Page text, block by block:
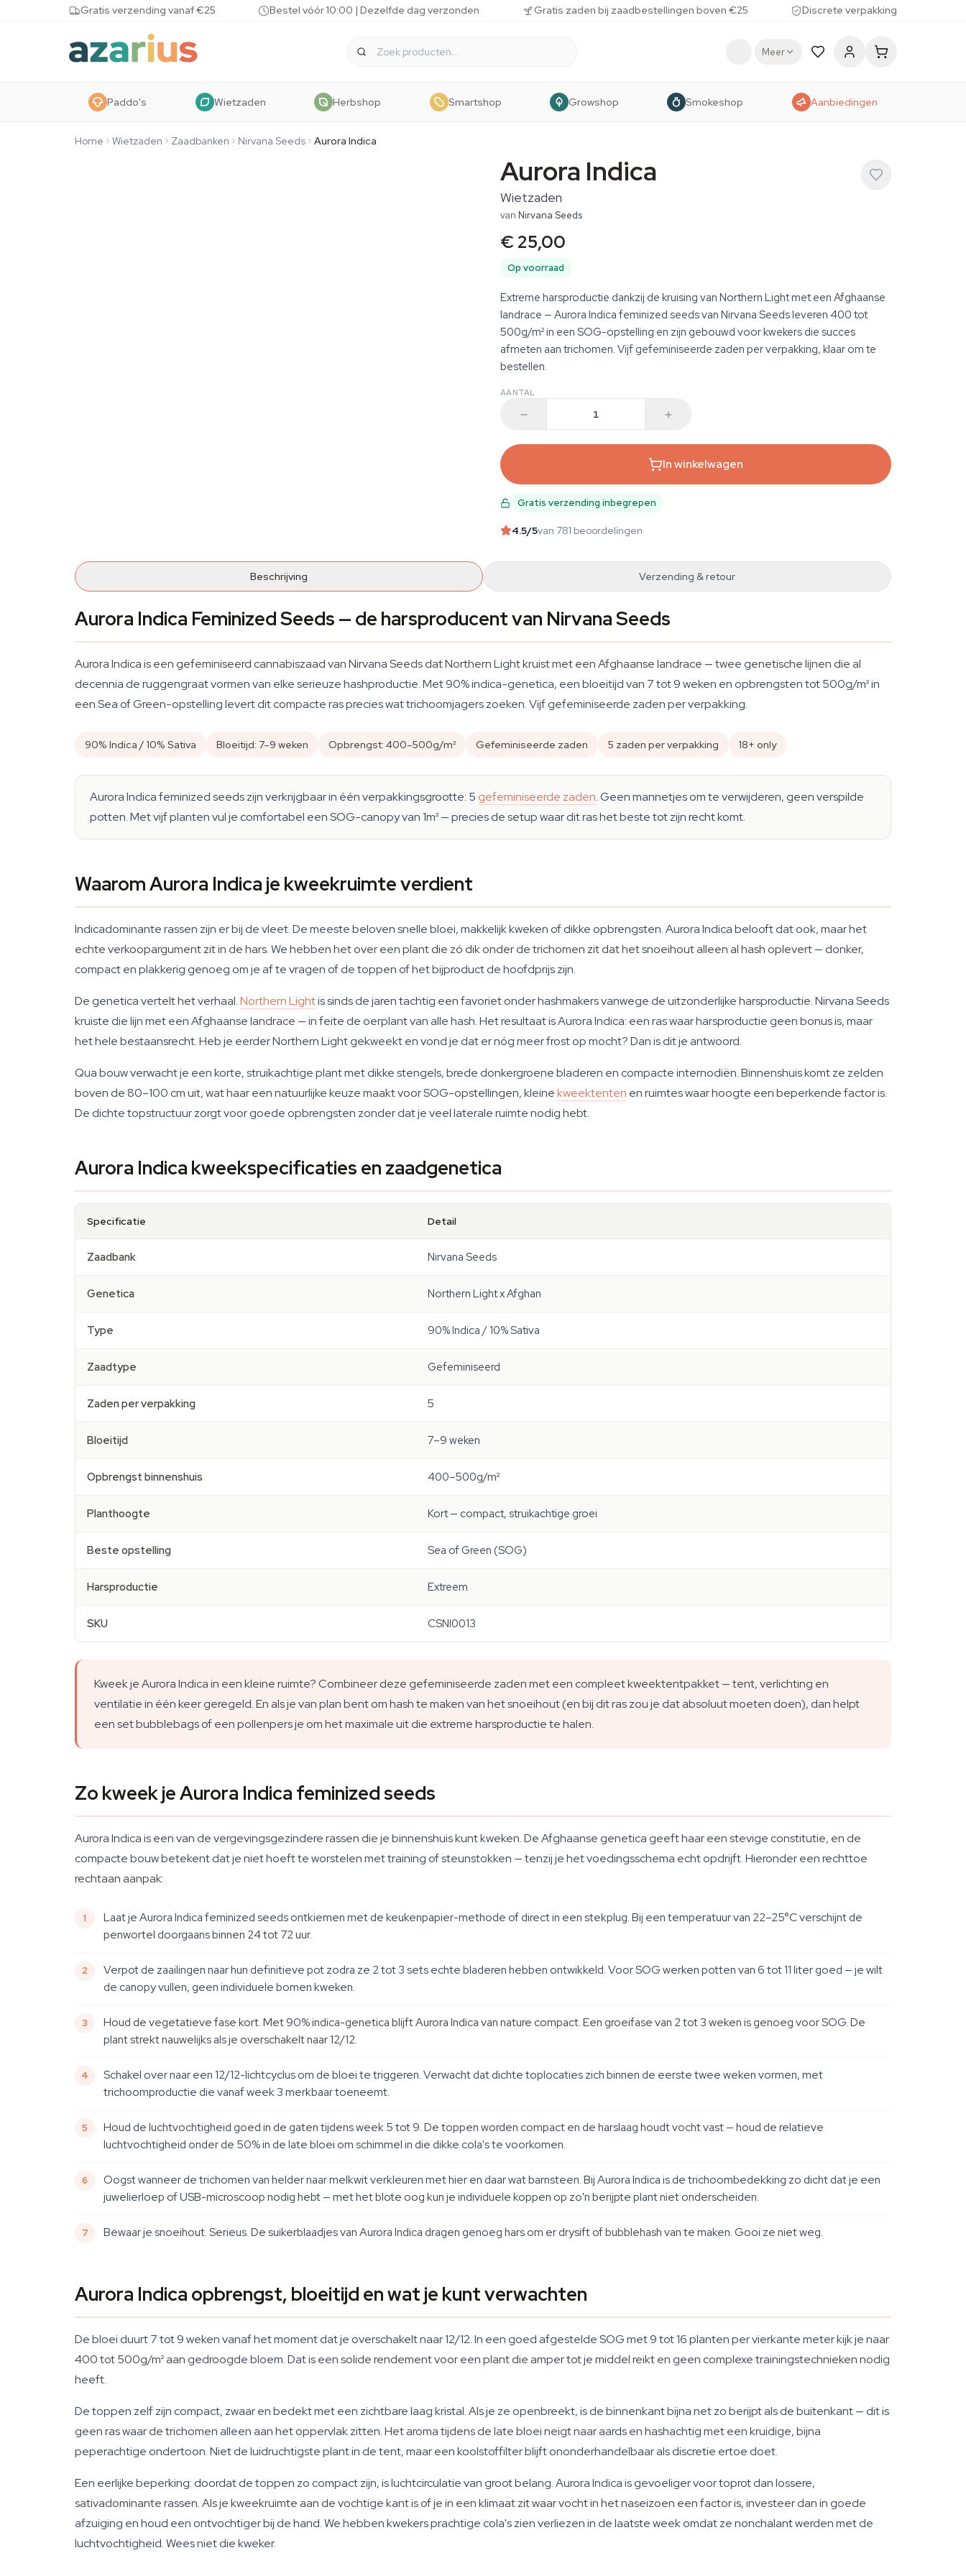
Skip to content Gratis verzending vanaf €25 Bestel vóór 10:00 | Dezelfde dag verzonden Gratis zaden bij zaadbestellingen boven €25 Discrete verpakking
Meer
Paddo's Wietzaden Herbshop Smartshop Growshop Smokeshop Aanbiedingen
Home Wietzaden Zaadbanken Nirvana Seeds Aurora Indica
Aurora Indica
Wietzaden
van Nirvana Seeds
€ 25,00
Op voorraad
Extreme harsproductie dankzij de kruising van Northern Light met een Afghaanse
landrace — Aurora Indica feminized seeds van Nirvana Seeds leveren 400 tot
500g/m² in een SOG-opstelling en zijn gebouwd voor kwekers die succes
afmeten aan trichomen. Vijf gefeminiseerde zaden per verpakking, klaar om te
bestellen.
AANTAL
In winkelwagen
Gratis verzending inbegrepen
4.5/5van 781 beoordelingen
Beschrijving Verzending & retour
Aurora Indica Feminized Seeds — de harsproducent van Nirvana Seeds
Aurora Indica is een gefeminiseerd cannabiszaad van Nirvana Seeds dat Northern Light kruist met een Afghaanse landrace — twee genetische lijnen die al
decennia de ruggengraat vormen van elke serieuze hashproductie. Met 90% indica-genetica, een bloeitijd van 7 tot 9 weken en opbrengsten tot 500g/m² in
een Sea of Green-opstelling levert dit compacte ras precies wat trichoomjagers zoeken. Vijf gefeminiseerde zaden per verpakking.
90% Indica / 10% Sativa Bloeitijd: 7–9 weken Opbrengst: 400–500g/m² Gefeminiseerde zaden 5 zaden per verpakking 18+ only
Aurora Indica feminized seeds zijn verkrijgbaar in één verpakkingsgrootte: 5 gefeminiseerde zaden. Geen mannetjes om te verwijderen, geen verspilde
potten. Met vijf planten vul je comfortabel een SOG-canopy van 1m² — precies de setup waar dit ras het beste tot zijn recht komt.
Waarom Aurora Indica je kweekruimte verdient
Indicadominante rassen zijn er bij de vleet. De meeste beloven snelle bloei, makkelijk kweken of dikke opbrengsten. Aurora Indica belooft dat ook, maar het
echte verkoopargument zit in de hars. We hebben het over een plant die zó dik onder de trichomen zit dat het snoeihout alleen al hash oplevert — donker,
compact en plakkerig genoeg om je af te vragen of de toppen of het bijproduct de hoofdprijs zijn.
De genetica vertelt het verhaal.Northern Lightis sinds de jaren tachtig een favoriet onder hashmakers vanwege de uitzonderlijke harsproductie. Nirvana Seeds
kruiste die lijn met een Afghaanse landrace — in feite de oerplant van alle hash. Het resultaat is Aurora Indica: een ras waar harsproductie geen bonus is, maar
het hele bestaansrecht. Heb je eerder Northern Light gekweekt en vond je dat er nóg meer frost op mocht? Dan is dit je antwoord.
Qua bouw verwacht je een korte, struikachtige plant met dikke stengels, brede donkergroene bladeren en compacte internodiën. Binnenshuis komt ze zelden
boven de 80–100 cm uit, wat haar een natuurlijke keuze maakt voor SOG-opstellingen, kleinekweektenten en ruimtes waar hoogte een beperkende factor is.
De dichte topstructuur zorgt voor goede opbrengsten zonder dat je veel laterale ruimte nodig hebt.
Aurora Indica kweekspecificaties en zaadgenetica
Specificatie Detail
Zaadbank Nirvana Seeds
Genetica Northern Light x Afghan
Type 90% Indica / 10% Sativa
Zaadtype Gefeminiseerd
Zaden per verpakking 5
Bloeitijd 7–9 weken
Opbrengst binnenshuis 400–500g/m²
Planthoogte Kort — compact, struikachtige groei
Beste opstelling Sea of Green (SOG)
Harsproductie Extreem
SKU CSNI0013
Kweek je Aurora Indica in een kleine ruimte? Combineer deze gefeminiseerde zaden met een compleet kweektentpakket — tent, verlichting en
ventilatie in één keer geregeld. En als je van plan bent om hash te maken van het snoeihout (en bij dit ras zou je dat absoluut moeten doen), dan helpt
een set bubblebags of een pollenpers je om het maximale uit die extreme harsproductie te halen.
Zo kweek je Aurora Indica feminized seeds
Aurora Indica is een van de vergevingsgezindere rassen die je binnenshuis kunt kweken. De Afghaanse genetica geeft haar een stevige constitutie, en de
compacte bouw betekent dat je niet hoeft te worstelen met training of steunstokken — tenzij je het voedingsschema echt opdrijft. Hieronder een rechttoe
rechtaan aanpak:
Laat je Aurora Indica feminized seeds ontkiemen met de keukenpapier-methode of direct in een stekplug. Bij een temperatuur van 22–25°C verschijnt de
penwortel doorgaans binnen 24 tot 72 uur.
Verpot de zaailingen naar hun definitieve pot zodra ze 2 tot 3 sets echte bladeren hebben ontwikkeld. Voor SOG werken potten van 6 tot 11 liter goed — je wilt
de canopy vullen, geen individuele bomen kweken.
Houd de vegetatieve fase kort. Met 90% indica-genetica blijft Aurora Indica van nature compact. Een groeifase van 2 tot 3 weken is genoeg voor SOG. De
plant strekt nauwelijks als je overschakelt naar 12/12.
Schakel over naar een 12/12-lichtcyclus om de bloei te triggeren. Verwacht dat dichte toplocaties zich binnen de eerste twee weken vormen, met
trichoomproductie die vanaf week 3 merkbaar toeneemt.
Houd de luchtvochtigheid goed in de gaten tijdens week 5 tot 9. De toppen worden compact en de harslaag houdt vocht vast — houd de relatieve
luchtvochtigheid onder de 50% in de late bloei om schimmel in die dikke cola's te voorkomen.
Oogst wanneer de trichomen van helder naar melkwit verkleuren met hier en daar wat barnsteen. Bij Aurora Indica is de trichoombedekking zo dicht dat je een
juwelierloep of USB-microscoop nodig hebt — met het blote oog kun je individuele koppen op zo'n berijpte plant niet onderscheiden.
Bewaar je snoeihout. Serieus. De suikerblaadjes van Aurora Indica dragen genoeg hars om er drysift of bubblehash van te maken. Gooi ze niet weg.
Aurora Indica opbrengst, bloeitijd en wat je kunt verwachten
De bloei duurt 7 tot 9 weken vanaf het moment dat je overschakelt naar 12/12. In een goed afgestelde SOG met 9 tot 16 planten per vierkante meter kijk je naar
400 tot 500g/m² aan gedroogde bloem. Dat is een solide rendement voor een plant die amper tot je middel reikt en geen complexe trainingstechnieken nodig
heeft.
De toppen zelf zijn compact, zwaar en bedekt met een zichtbare laag kristal. Als je ze openbreekt, is de binnenkant bijna net zo berijpt als de buitenkant — dit is
geen ras waar de trichomen alleen aan het oppervlak zitten. Het aroma tijdens de late bloei neigt naar aards en hashachtig met een kruidige, bijna
peperachtige ondertoon. Niet de luidruchtigste plant in de tent, maar een koolstoffilter blijft ononderhandelbaar als discretie ertoe doet.
Een eerlijke beperking: doordat de toppen zo compact zijn, is luchtcirculatie van groot belang. Aurora Indica is gevoeliger voor toprot dan lossere,
sativadominante rassen. Als je kweekruimte aan de vochtige kant is of je in een klimaat zit waar vocht in het naseizoen een factor is, investeer dan in goede
afzuiging en houd een ontvochtiger bij de hand. We hebben kwekers prachtige cola's zien verliezen in de laatste week omdat ze nonchalant werden met de
luchtvochtigheid. Wees niet die kweker.